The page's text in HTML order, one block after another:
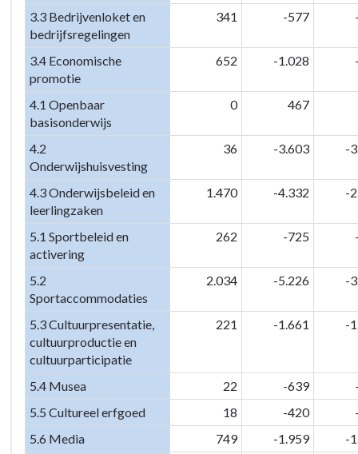
3.3 Bedrijvenloket en
bedrijfsregelingen
341 -577
3.4 Economische
promotie
652 -1.028
4.1 Openbaar
basisonderwijs
0 467
4.2
Onderwijshuisvesting
36 -3.603 -
4.3 Onderwijsbeleid en
leerlingzaken
1.470 -4.332 -
5.1 Sportbeleid en
activering
262 -725
5.2
Sportaccommodaties
2.034 -5.226 -
5.3 Cultuurpresentatie,
cultuurproductie en
cultuurparticipatie
221 -1.661 -
5.4 Musea 22 -639
5.5 Cultureel erfgoed
18 -420
5.6 Media
749 -1.959
-